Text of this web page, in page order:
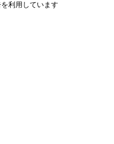
利用しています